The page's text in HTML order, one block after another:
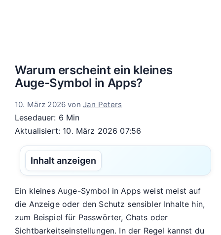
Warum erscheint ein kleines
Auge-Symbol in Apps?
10. März 2026 von Jan Peters
Lesedauer: 6 Min
Aktualisiert: 10. März 2026 07:56
Inhalt anzeigen
Ein kleines Auge-Symbol in Apps weist meist auf
die Anzeige oder den Schutz sensibler Inhalte hin,
zum Beispiel für Passwörter, Chats oder
Sichtbarkeitseinstellungen. In der Regel kannst du